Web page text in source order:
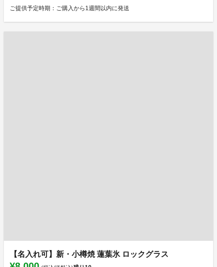
ご提供予定時期：ご購入から1週間以内に発送
【名入れ可】新・小樽焼 蓮葉氷 ロックグラス